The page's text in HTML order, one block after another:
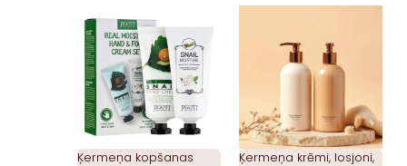
Ķermeņa kopšanas
Ķermeņa krēmi, losjoni,